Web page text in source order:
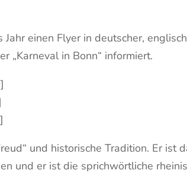
einen Flyer in deutscher,
„Karneval in Bonn“ informiert.
und historische Tradition. Er ist
und er ist die sprichwörtliche